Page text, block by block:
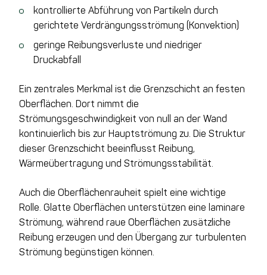
kontrollierte Abführung von Partikeln durch
gerichtete Verdrängungsströmung (Konvektion)
geringe Reibungsverluste und niedriger
Druckabfall
Ein zentrales Merkmal ist die Grenzschicht an festen
Oberflächen. Dort nimmt die
Strömungsgeschwindigkeit von null an der Wand
kontinuierlich bis zur Hauptströmung zu. Die Struktur
dieser Grenzschicht beeinflusst Reibung,
Wärmeübertragung und Strömungsstabilität.
Auch die Oberflächenrauheit spielt eine wichtige
Rolle. Glatte Oberflächen unterstützen eine laminare
Strömung, während raue Oberflächen zusätzliche
Reibung erzeugen und den Übergang zur turbulenten
Strömung begünstigen können.